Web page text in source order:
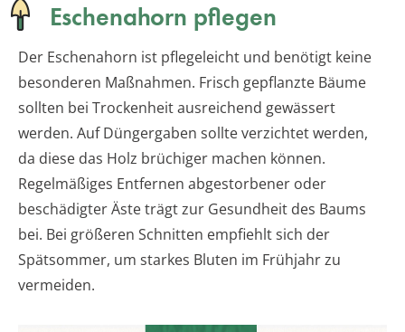
Eschenahorn pflegen
Der Eschenahorn ist pflegeleicht und benötigt keine
besonderen Maßnahmen. Frisch gepflanzte Bäume
sollten bei Trockenheit ausreichend gewässert
werden. Auf Düngergaben sollte verzichtet werden,
da diese das Holz brüchiger machen können.
Regelmäßiges Entfernen abgestorbener oder
beschädigter Äste trägt zur Gesundheit des Baums
bei. Bei größeren Schnitten empfiehlt sich der
Spätsommer, um starkes Bluten im Frühjahr zu
vermeiden.